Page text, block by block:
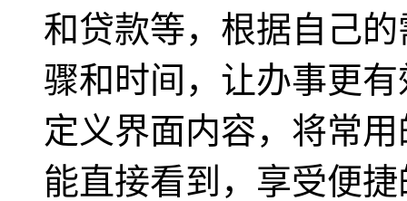
和贷款等，根据自己
骤和时间，让办事更
定义界面内容，将常
能直接看到，享受便